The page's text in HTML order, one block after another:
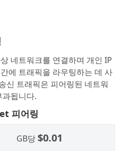
네트워크를 연결하며 개인 IP
에 트래픽을 라우팅하는 데 사
신 트래픽은 피어링된 네트워
됩니다.
피어링
GB당 $0.01